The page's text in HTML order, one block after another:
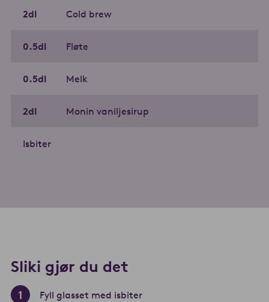
2dl Cold brew
0.5dl Fløte
0.5dl Melk
2dl Monin vaniljesirup
Isbiter
Sliki gjør du det
Fyll glasset med isbiter